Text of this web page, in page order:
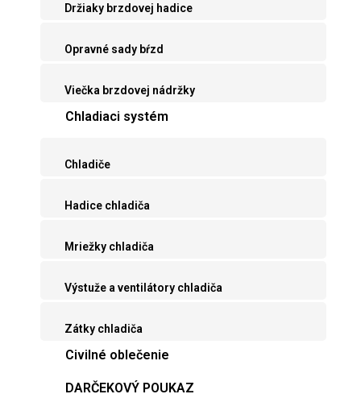
Držiaky brzdovej hadice
Opravné sady bŕzd
Viečka brzdovej nádržky
Chladiaci systém
Chladiče
Hadice chladiča
Mriežky chladiča
Výstuže a ventilátory chladiča
Zátky chladiča
Civilné oblečenie
DARČEKOVÝ POUKAZ